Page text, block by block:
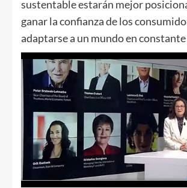
sustentable estarán mejor
ganar la confianza de los
adaptarse a un mundo en